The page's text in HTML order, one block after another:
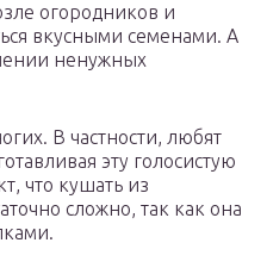
огородников и
вкусными семенами. А
ненужных
В частности, любят
эту голосистую
что кушать из
сложно, так как она